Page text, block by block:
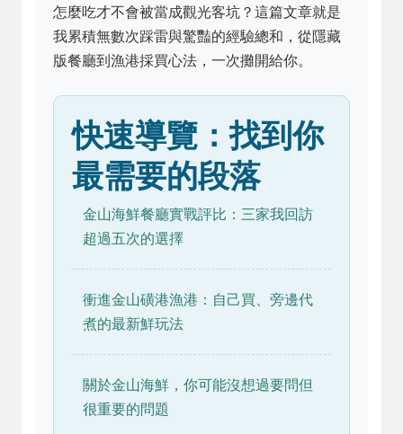
怎麼吃才不會被當成觀光客坑？這篇文章就是
我累積無數次踩雷與驚豔的經驗總和，從隱藏
版餐廳到漁港採買心法，一次攤開給你。
快速導覽：找到你
最需要的段落
金山海鮮餐廳實戰評比：三家我回訪
超過五次的選擇
衝進金山磺港漁港：自己買、旁邊代
煮的最新鮮玩法
關於金山海鮮，你可能沒想過要問但
很重要的問題